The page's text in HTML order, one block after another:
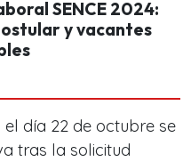
SENCE 2024:
y vacantes
día 22 de octubre se
tras la solicitud